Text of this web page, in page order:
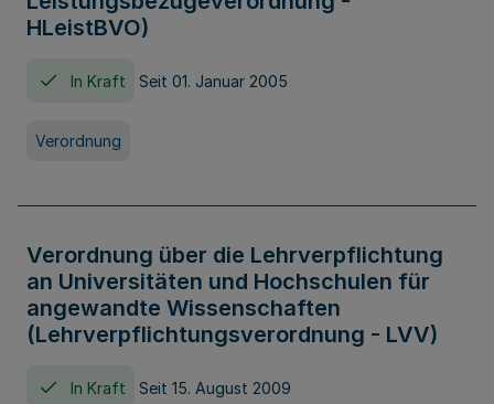
HLeistBVO)
In Kraft Seit 01. Januar 2005
Verordnung
Verordnung über die Lehrverpflichtung
an Universitäten und Hochschulen für
angewandte Wissenschaften
(Lehrverpflichtungsverordnung - LVV)
In Kraft Seit 15. August 2009